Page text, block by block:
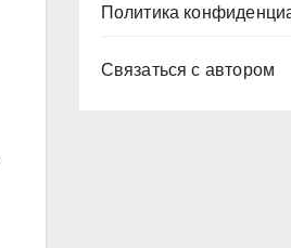
Политика
Связаться с автором